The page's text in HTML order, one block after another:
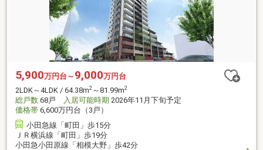
5,900万円台～ 9,000万円台
2LDK～4LDK / 64.38m2 ～81.99m2
総戸数 68戸 入居可能時期 2026年11月下旬予定
価格帯 6,600万円台（3戸）
小田急線「町田」歩15分
ＪＲ横浜線「町田」歩19分
小田急小田原線「相模大野」歩42分